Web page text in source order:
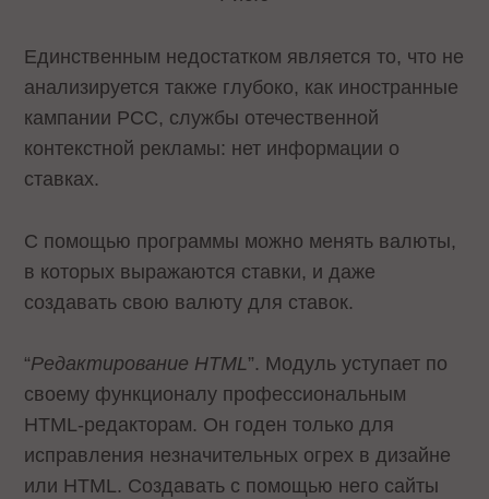
Единственным недостатком является то, что не
анализируется также глубоко, как иностранные
кампании PCC, службы отечественной
контекстной рекламы: нет информации о
ставках.
С помощью программы можно менять валюты,
в которых выражаются ставки, и даже
создавать свою валюту для ставок.
“Редактирование HTML”. Модуль уступает по
своему функционалу профессиональным
HTML-редакторам. Он годен только для
исправления незначительных огрех в дизайне
или HTML. Создавать с помощью него сайты